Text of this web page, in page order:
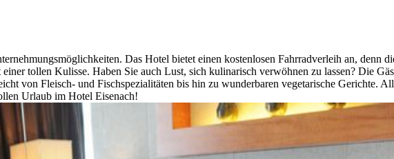
Das Hotel bietet einen kostenlosen Fahrradverleih an, denn
tollen Kulisse. Haben Sie auch Lust, sich kulinarisch verwöhnen zu lassen? Die
von Fleisch- und Fischspezialitäten bis hin zu wunderbaren vegetarische Gerichte.
Urlaub im Hotel Eisenach!